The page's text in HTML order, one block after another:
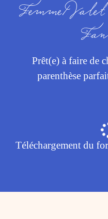
Femme/
Prêt(e) à faire de
parenthèse
Téléchargement du